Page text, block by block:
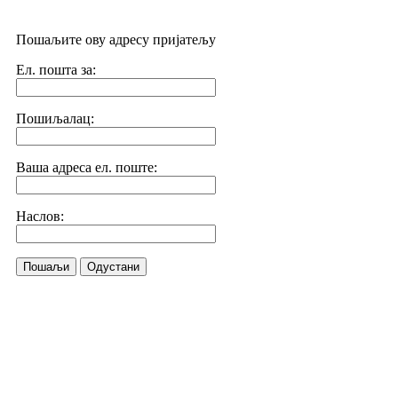
Пошаљите ову адресу пријатељу
Ел. пошта за:
Пошиљалац:
Ваша адреса ел. поште:
Наслов:
Пошаљи Одустани